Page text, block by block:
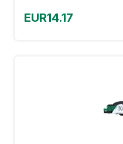
EUR14.17